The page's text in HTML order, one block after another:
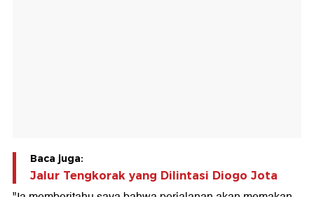
Baca juga:
Jalur Tengkorak yang Dilintasi Diogo Jota